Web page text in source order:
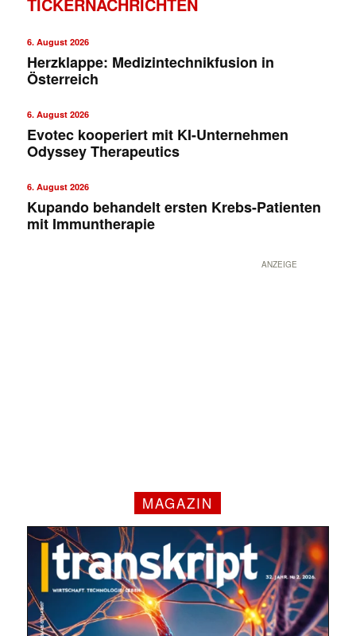
6. August 2026
Herzklappe: Medizintechnikfusion in
Österreich
6. August 2026
Evotec kooperiert mit KI-Unternehmen
Odyssey Therapeutics
6. August 2026
Kupando behandelt ersten Krebs-Patienten
mit Immuntherapie
ANZEIGE
MAGAZIN